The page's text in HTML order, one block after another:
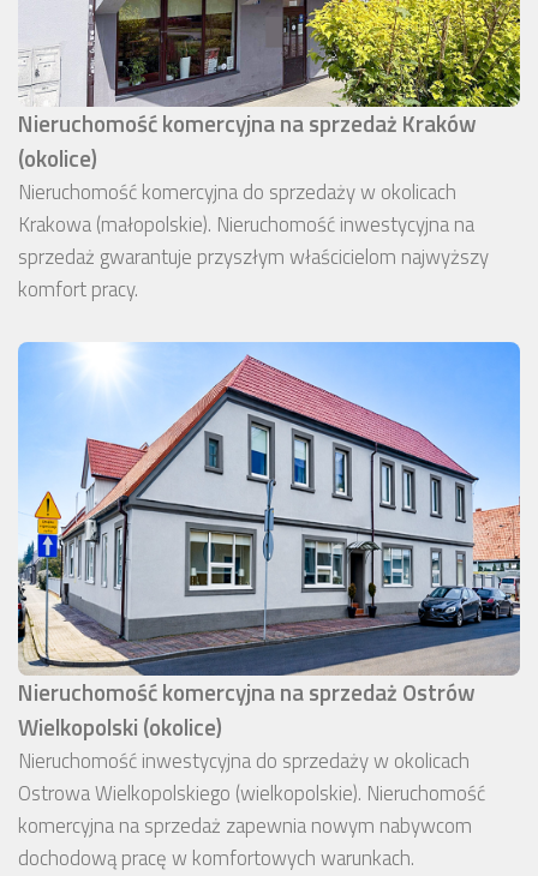
Nieruchomość komercyjna na sprzedaż Kraków
(okolice)
Nieruchomość komercyjna do sprzedaży w okolicach
Krakowa (małopolskie). Nieruchomość inwestycyjna na
sprzedaż gwarantuje przyszłym właścicielom najwyższy
komfort pracy.
Nieruchomość komercyjna na sprzedaż Ostrów
Wielkopolski (okolice)
Nieruchomość inwestycyjna do sprzedaży w okolicach
Ostrowa Wielkopolskiego (wielkopolskie). Nieruchomość
komercyjna na sprzedaż zapewnia nowym nabywcom
dochodową pracę w komfortowych warunkach.